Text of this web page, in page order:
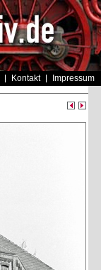
Kontakt Impressum